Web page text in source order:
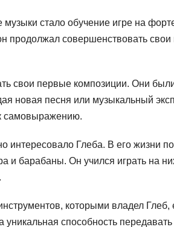
стало обучение игре на
продолжал совершенствовать
свои первые композиции. Они
новая песня или музыкальный
самовыражению.
интересовало Глеба. В его жизни
и барабаны. Он учился играть на
которыми владел
уникальная способность